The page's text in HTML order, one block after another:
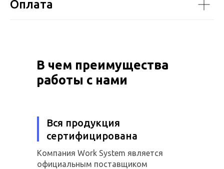
Оплата
В чем преимущества
работы с нами
Вся продукция
сертифицирована
Компания Work System является
официальным поставщиком